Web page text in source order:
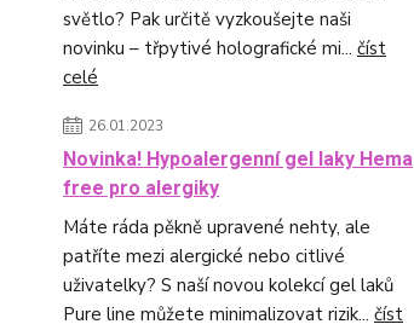
světlo? Pak určitě vyzkoušejte naši
novinku – třpytivé holografické mi... číst
celé
26.01.2023
Novinka! Hypoalergenní gel laky Hema
free pro alergiky
Máte ráda pěkně upravené nehty, ale
patříte mezi alergické nebo citlivé
uživatelky? S naší novou kolekcí gel laků
Pure line můžete minimalizovat rizik... číst